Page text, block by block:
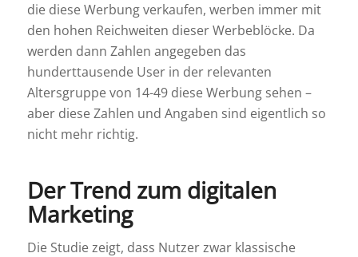
die diese Werbung verkaufen, werben immer mit
den hohen Reichweiten dieser Werbeblöcke. Da
werden dann Zahlen angegeben das
hunderttausende User in der relevanten
Altersgruppe von 14-49 diese Werbung sehen –
aber diese Zahlen und Angaben sind eigentlich so
nicht mehr richtig.
Der Trend zum digitalen
Marketing
Die Studie zeigt, dass Nutzer zwar klassische